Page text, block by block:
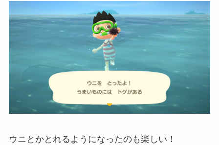
ウニとかとれるようになったのも楽しい！